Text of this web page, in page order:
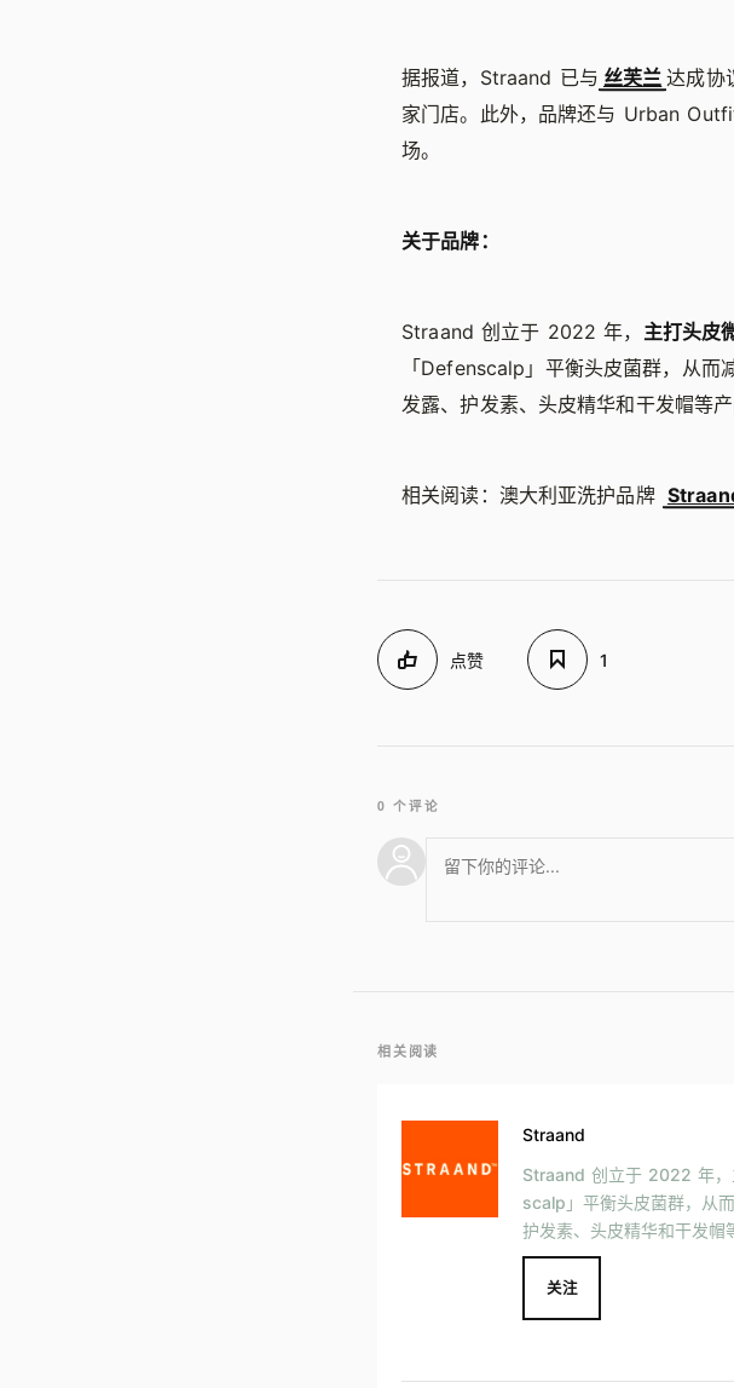
据报道，Straand 已与 丝芙兰 达成协
家门店。此外，品牌还与 Urban
场。
关于品牌：
Straand 创立于 2022 年， 主打头皮
「Defenscalp」平衡头皮菌群，从
发露、护发素、头皮精华和干发帽等产
相关阅读：澳大利亚洗护品牌
点赞 1
0 个评论
相关阅读
Straand
Straand 创立于 2022 年，
scalp」平衡头皮菌群，从
护发素、头皮精华和干发帽
关注